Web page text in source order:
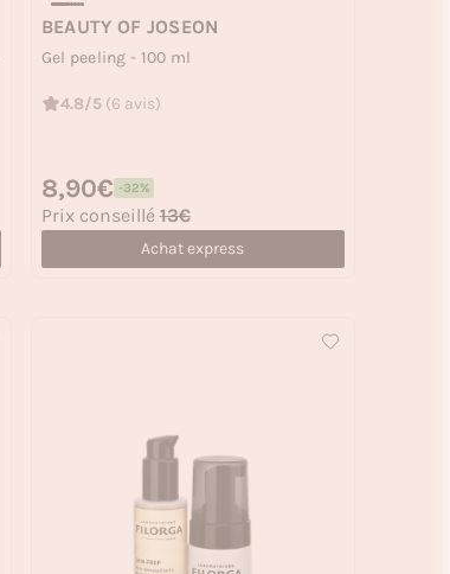
BEAUTY OF JOSEON
Gel peeling - 100 ml
4.8/5 (6 avis)
Prix soldé
8,90€ -32%
Prix habituel
Prix conseillé 13€
Achat express